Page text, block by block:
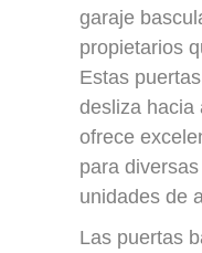
garaje
propietarios
Estas
desliza hacia
ofrece
para
unidades de
Las puertas